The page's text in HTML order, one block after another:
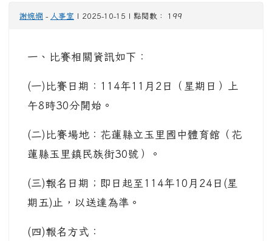
謝婉嫻 - 人事室 | 2025-10-15 | 點閱數： 199
一、比賽相關資訊如下：
(一)比賽日期：114年11月2日（星期日）上
午8時30分開始。
(二)比賽場地：花蓮縣立玉里國中體育館（花
蓮縣玉里鎮民族街30號）。
(三)報名日期；即日起至114年10月24日(星
期五)止，以送達為準。
(四)報名方式：